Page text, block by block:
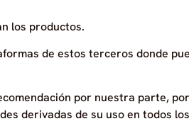
los productos.
de estos terceros donde
por nuestra parte,
derivadas de su uso en todos